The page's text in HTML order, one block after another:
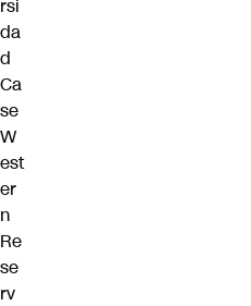
rsi
da
d
Ca
se
W
est
er
n
Re
se
rv